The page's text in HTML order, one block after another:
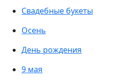
Свадебные букеты
Осень
День рождения
9 мая